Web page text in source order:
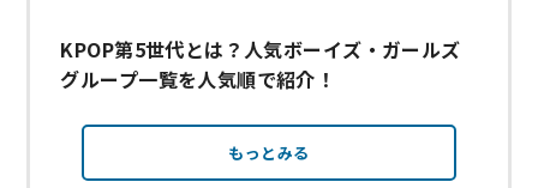
KPOP第5世代とは？人気ボーイズ・ガールズ
グループ一覧を人気順で紹介！
もっとみる